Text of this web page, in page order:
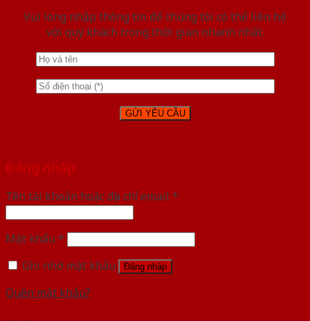
Vui lòng nhập thông tin để chúng tôi có thể liên hệ
với quý khách trong thời gian nhanh nhất.
Đăng nhập
Tên tài khoản hoặc địa chỉ email *
Mật khẩu *
Ghi nhớ mật khẩu
Đăng nhập
Quên mật khẩu?